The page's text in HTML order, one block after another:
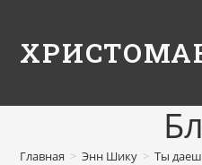
Главная > Энн Шику > Ты